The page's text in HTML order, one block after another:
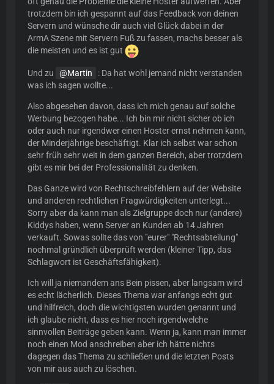
trotzdem bin ich gespannt auf das Feedback von deinen
Servern und wünsche dir auch viel Glück dabei in der
ArmA Szene mit Servern Fuß zu fassen, machs besser als
die meisten und es ist gut
Und zu Martin
: Da hat wohl jemand nicht verstanden
was ich sagen wollte...
Also abgesehen davon, dass ich mich genau auf solche
Werbung bezogen habe... Ich bin mir nicht sicher ob ich
oder auch nur irgendwer einen Hoster ernst nehmen kann,
der Minderjährige beschäftigt. Klar ich selbst war schon
sehr früh sehr weit in dem ganzen Bereich, aber trotzdem
gibt es mir bei der Professionalität zu denken.
Das Ganze wird von Rechtschreibfehlern auf der Website
und anderen rechtlichen Fragwürdigkeiten unterlegt...
Sorry aber da kann man als Zielgruppe doch nur (andere)
Kiddys haben, wenn Server an Kunden ab 14 Jahren
verkauft. Sowas sollte das von "eurer" "Rechtsabteilung"
nochmal gründlich überprüft werden (kleiner Tipp, das
Schlagwort ist Geschäftsfähigkeit).
Ich will ja niemandem ans Bein pissen, aber langsam wird
es echt lächerlich. Dieses Thema war anfangs echt gut
und hilfreich, doch die wichtigsten wurden genannt und
ich glaube nicht, dass es hier noch irgendwelche
sinnvollen Beiträge geben kann. Wenn ja, kann man immer
noch einen Mod anschreiben aber ich hätte nichts
dagegen das Thema zu schließen und die letzten Posts
von mir aus auch zu löschen.